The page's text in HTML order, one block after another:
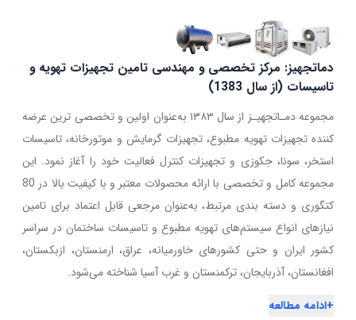
دماتجهیز: مرکز تخصصی و مهندسی تامین تجهیزات تهویه و
تاسیسات (از سال 1383)
مجموعه دمـاتجهیـز از سال ۱۳۸۳ به‌عنوان اولین و تخصصی ترین عرضه
کننده تجهیزات تهویه مطبوع، تجهیزات گرمایش و موتورخانه، تاسیسات
استخر، سونا، جکوزی و تجهیزات کنترل فعالیت خود را آغاز نمود. این
مجموعه کامل و تخصصی با ارائه محصولات معتبر و با کیفیت بالا در 80
کتگوری و دسته بندی مرتبط، به‌عنوان مرجعی قابل اعتماد برای تامین
نیازهای انواع سیستم‌های تهویه مطبوع و تاسیسات ساختمان در سراسر
کشور ایران و حتی کشورهای خاورمیانه، عراق، ارمنستان، ازبکستان،
افغانستان، آذربایجان، ترکمنستان و غرب آسیا شناخته می‌شود.
+ادامه مطالعه